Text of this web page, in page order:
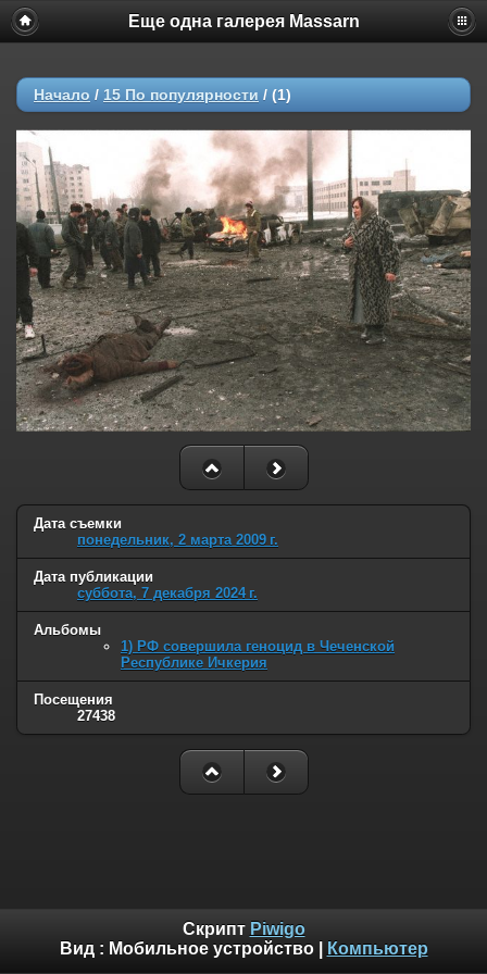
Еще одна галерея Massarn
Начало / 15 По популярности / (1)
Дата съемки
понедельник, 2 марта 2009 г.
Дата публикации
суббота, 7 декабря 2024 г.
Альбомы
1) РФ совершила геноцид в Чеченской
Республике Ичкерия
Посещения
27438
Скрипт Piwigo
Вид : Мобильное устройство| Компьютер